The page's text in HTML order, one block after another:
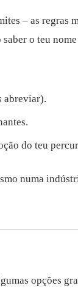
– as regras
o teu
abreviar).
do teu
numa
opções